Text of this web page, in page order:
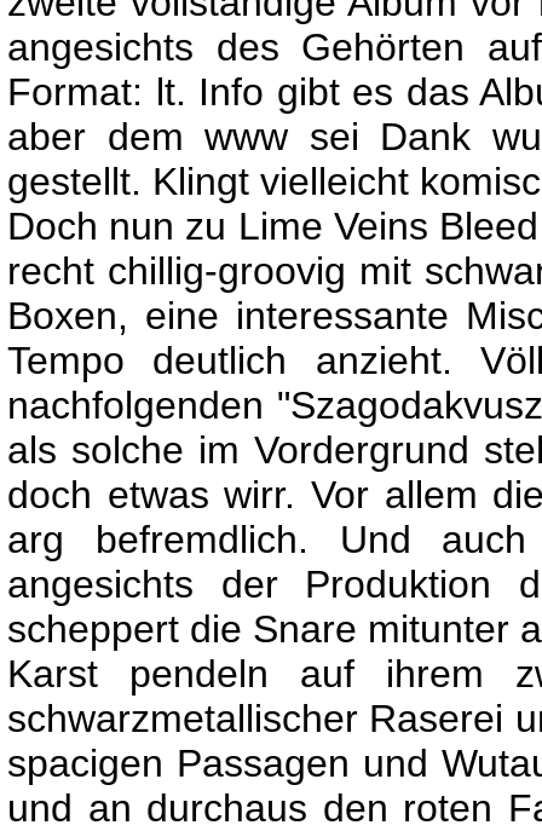
angesichts des Gehörten
Format: lt. Info gibt es das
aber dem www sei Dank
gestellt. Klingt vielleicht
Doch nun zu Lime Veins
recht chillig-groovig mit
Boxen, eine interessante
Tempo deutlich anzieht.
nachfolgenden
als solche im Vordergrund
doch etwas wirr. Vor allem
arg befremdlich. Und
angesichts der Produktion
scheppert die Snare mitunter
Karst pendeln auf ihrem
schwarzmetallischer Raserei
spacigen Passagen und
und an durchaus den roten